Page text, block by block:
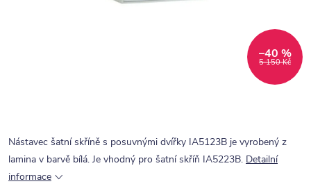
5 150 Kč
–40 %
Nástavec šatní skříně s posuvnými dvířky IA5123B je vyrobený z
lamina v barvě bílá. Je vhodný pro šatní skříň IA5223B. Detailní
informace